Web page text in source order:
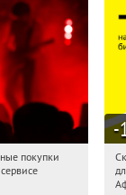
Получили:
покупки
-